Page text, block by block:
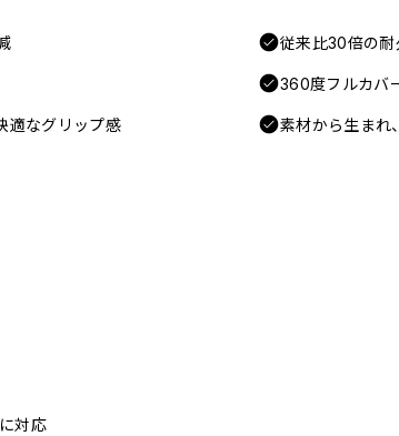
従来比30倍の耐
360度フルカバ
適なグリップ感 素材から生ま
対応